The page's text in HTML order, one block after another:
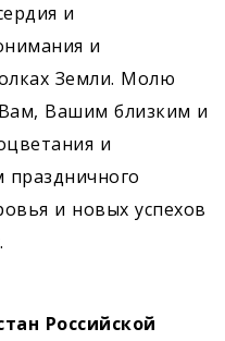
и
и
Земли. Молю
Вашим близким и
и
и новых успехов
Российской